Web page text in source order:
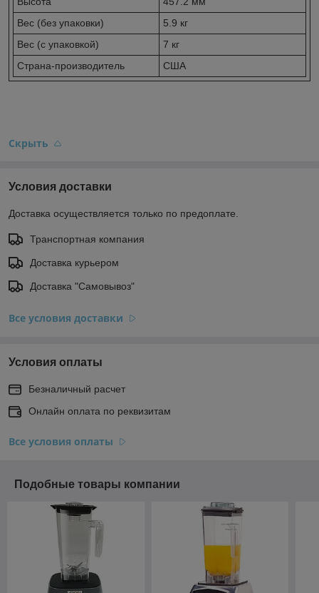
Вес (без упаковки)
5.9 кг
Вес (с упаковкой)
7 кг
Страна-производитель
США
Скрыть
Условия доставки
Доставка осуществляется только по предоплате.
Транспортная компания
Доставка курьером
Доставка "Самовывоз"
Все условия доставки
Условия оплаты
Безналичный расчет
Онлайн оплата по реквизитам
Все условия оплаты
Подобные товары компании